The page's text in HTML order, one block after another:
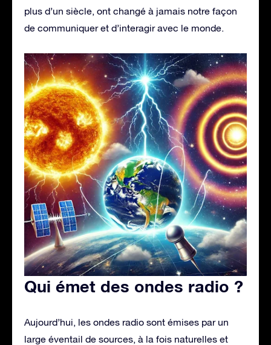
plus d’un siècle, ont changé à jamais notre façon
de communiquer et d’interagir avec le monde.
Qui émet des ondes radio ?
Aujourd’hui, les ondes radio sont émises par un
large éventail de sources, à la fois naturelles et